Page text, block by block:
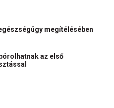
megítélésében
az első